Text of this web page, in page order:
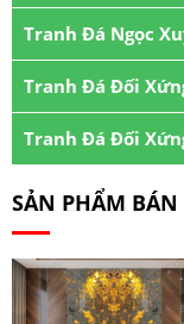
Tranh Đá Ngọc
Tranh Đá Đối
Tranh Đá Đối
SẢN PHẨM BÁN